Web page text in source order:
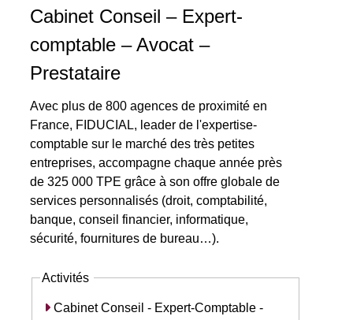
Cabinet Conseil – Expert-
comptable – Avocat –
Prestataire
Avec plus de 800 agences de proximité en
France, FIDUCIAL, leader de l'expertise-
comptable sur le marché des très petites
entreprises, accompagne chaque année près
de 325 000 TPE grâce à son offre globale de
services personnalisés (droit, comptabilité,
banque, conseil financier, informatique,
sécurité, fournitures de bureau…).
Activités
Cabinet Conseil - Expert-Comptable -